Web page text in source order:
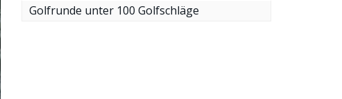
Golfrunde unter 100 Golfschläge